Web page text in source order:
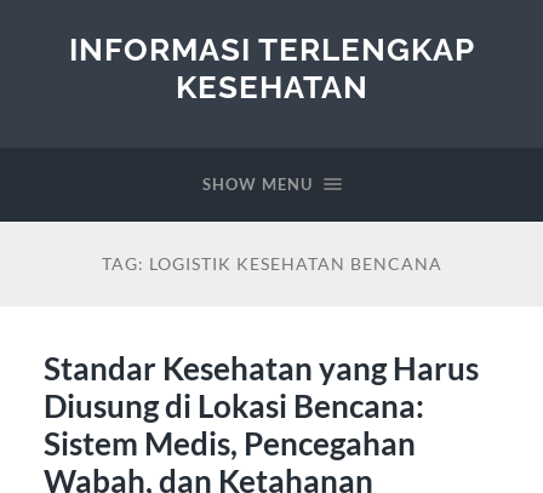
INFORMASI TERLENGKAP
KESEHATAN
SHOW MENU
TAG: LOGISTIK KESEHATAN BENCANA
Standar Kesehatan yang Harus
Diusung di Lokasi Bencana:
Sistem Medis, Pencegahan
Wabah, dan Ketahanan